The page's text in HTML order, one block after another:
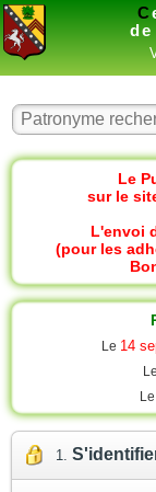
C
Le
sur le
L'envoi
(pour les
Le 14
Le
Le